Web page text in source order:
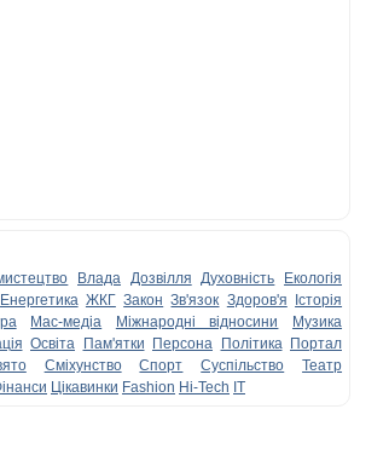
Влада Дозвілля Духовність
Екологія
Енергетика ЖКГ Закон Зв'язок Здоров'я
Історія
Мас-медіа Міжнародні відносини
Музика
Освіта Пам'ятки Персона Політика
Портал
Сміхунство Спорт Суспільство
Театр
Цікавинки Fashion Hi-Tech IT